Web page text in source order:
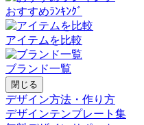
おすすめﾗﾝｷﾝｸﾞ
アイテムを比較
ブランド一覧
閉じる
デザイン方法・作り方
デザインテンプレート集